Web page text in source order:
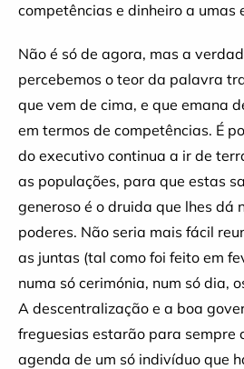
competências e dinheiro a umas
Não é só de agora, mas a
percebemos o teor da palavra
que vem de cima, e que emana
em termos de competências. É
do executivo continua a ir de
as populações, para que estas
generoso é o druida que lhes dá
poderes. Não seria mais fácil
as juntas (tal como foi feito em
numa só cerimónia, num só dia,
A descentralização e a boa
freguesias estarão para sempre
agenda de um só indivíduo que